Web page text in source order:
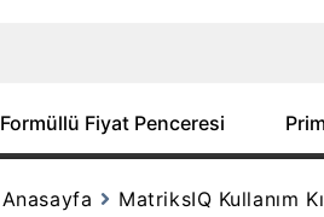
Formüllü Fiyat Penceresi
Anasayfa MatriksIQ Kullanım